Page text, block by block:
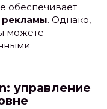
обеспечивает
рекламы. Однако,
можете
управление